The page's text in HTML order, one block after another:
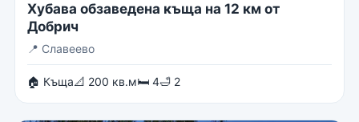
Хубава обзаведена къща на 12 км от
Добрич
📍 Славеево
🏠 Къща📐 200 кв.м🛏 4🛁 2